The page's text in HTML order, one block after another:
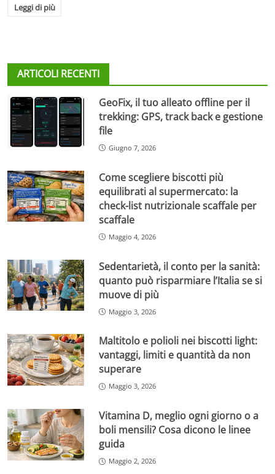
Leggi di più
ARTICOLI RECENTI
GeoFix, il tuo alleato offline per il
trekking: GPS, track back e gestione
file
Giugno 7, 2026
Come scegliere biscotti più
equilibrati al supermercato: la
check-list nutrizionale scaffale per
scaffale
Maggio 4, 2026
Sedentarietà, il conto per la sanità:
quanto può risparmiare l’Italia se si
muove di più
Maggio 3, 2026
Maltitolo e polioli nei biscotti light:
vantaggi, limiti e quantità da non
superare
Maggio 3, 2026
Vitamina D, meglio ogni giorno o a
boli mensili? Cosa dicono le linee
guida
Maggio 2, 2026